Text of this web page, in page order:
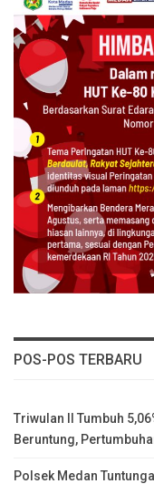
POS-POS TERBARU
Triwulan II Tumbuh
Beruntung,
Polsek Medan